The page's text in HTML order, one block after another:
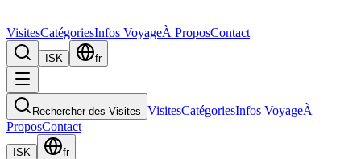
VisitesCatégoriesInfos VoyageÀ ProposContact
ISK fr
Rechercher des Visites VisitesCatégoriesInfos VoyageÀ
ProposContact
ISK fr